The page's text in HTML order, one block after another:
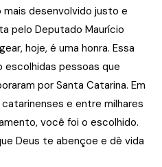
desenvolvido justo e
pelo Deputado Maurício
hoje, é uma honra. Essa
escolhidas pessoas que
por Santa Catarina. Em
e entre milhares
você foi o escolhido.
Deus te abençoe e dê vida